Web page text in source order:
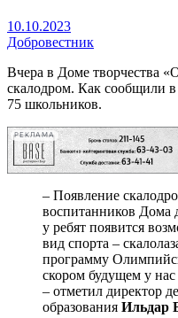
10.10.2023
Добровестник
Вчера в Доме творчества
скалодром. Как сообщили
75 школьников.
РЕКЛАМА
– Появление
воспитанников Дома
у ребят появится
вид спорта –
программу
скором будущем у
– отметил директор
образования Ильдар